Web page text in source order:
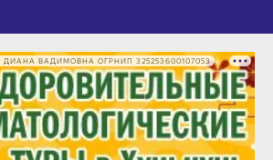
ВАДИМОВНА ОГРНИП 325253600107053